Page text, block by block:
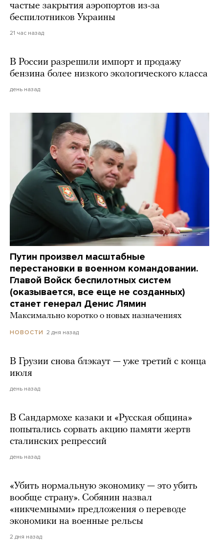
частые закрытия аэропортов из-за
беспилотников Украины
21 час назад
В России разрешили импорт и продажу
бензина более низкого экологического класса
день назад
Путин произвел масштабные
перестановки в военном командовании.
Главой Войск беспилотных систем
(оказывается, все еще не созданных)
станет генерал Денис Лямин
Максимально коротко о новых назначениях
НОВОСТИ 2 дня назад
В Грузии снова блэкаут — уже третий с конца
июля
день назад
В Сандармохе казаки и «Русская община»
попытались сорвать акцию памяти жертв
сталинских репрессий
день назад
«Убить нормальную экономику — это убить
вообще страну». Собянин назвал
«никчемными» предложения о переводе
экономики на военные рельсы
2 дня назад